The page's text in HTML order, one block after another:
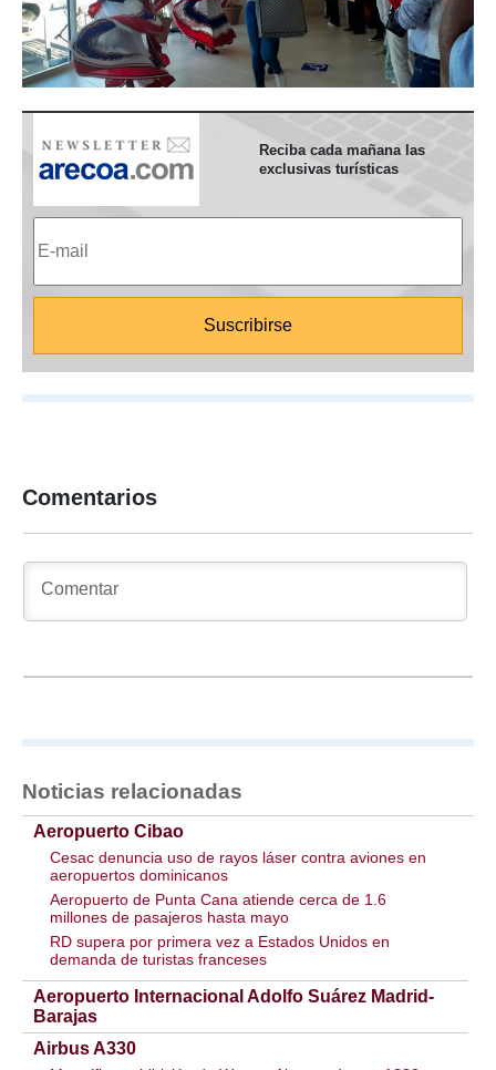
Reciba cada mañana las
exclusivas turísticas
Comentarios
Noticias relacionadas
Aeropuerto Cibao
Cesac denuncia uso de rayos láser contra aviones en
aeropuertos dominicanos
Aeropuerto de Punta Cana atiende cerca de 1.6
millones de pasajeros hasta mayo
RD supera por primera vez a Estados Unidos en
demanda de turistas franceses
Aeropuerto Internacional Adolfo Suárez Madrid-
Barajas
Airbus A330